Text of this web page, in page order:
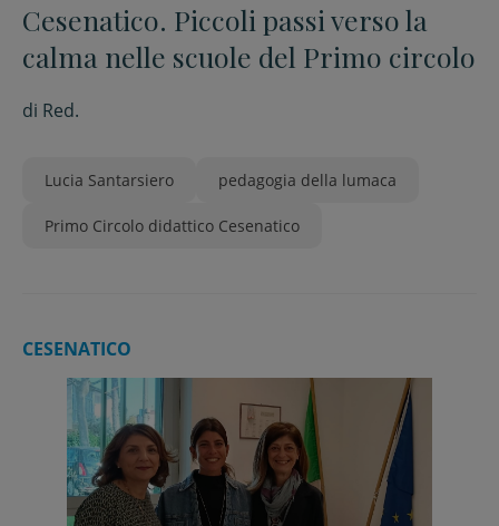
Cesenatico. Piccoli passi verso la
calma nelle scuole del Primo circolo
di Red.
Lucia Santarsiero pedagogia della lumaca
Primo Circolo didattico Cesenatico
CESENATICO